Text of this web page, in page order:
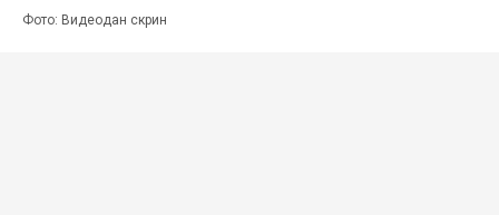
Фото: Видеодан скрин